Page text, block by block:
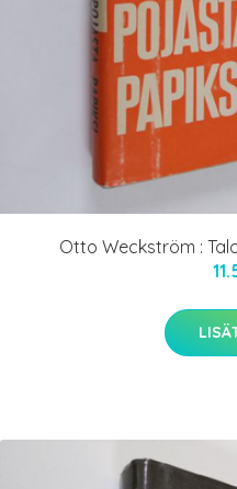
Otto Weckström :